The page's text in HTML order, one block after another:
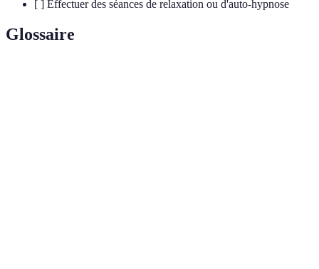
[ ] Effectuer des séances de relaxation ou d'auto-hypnose
Glossaire